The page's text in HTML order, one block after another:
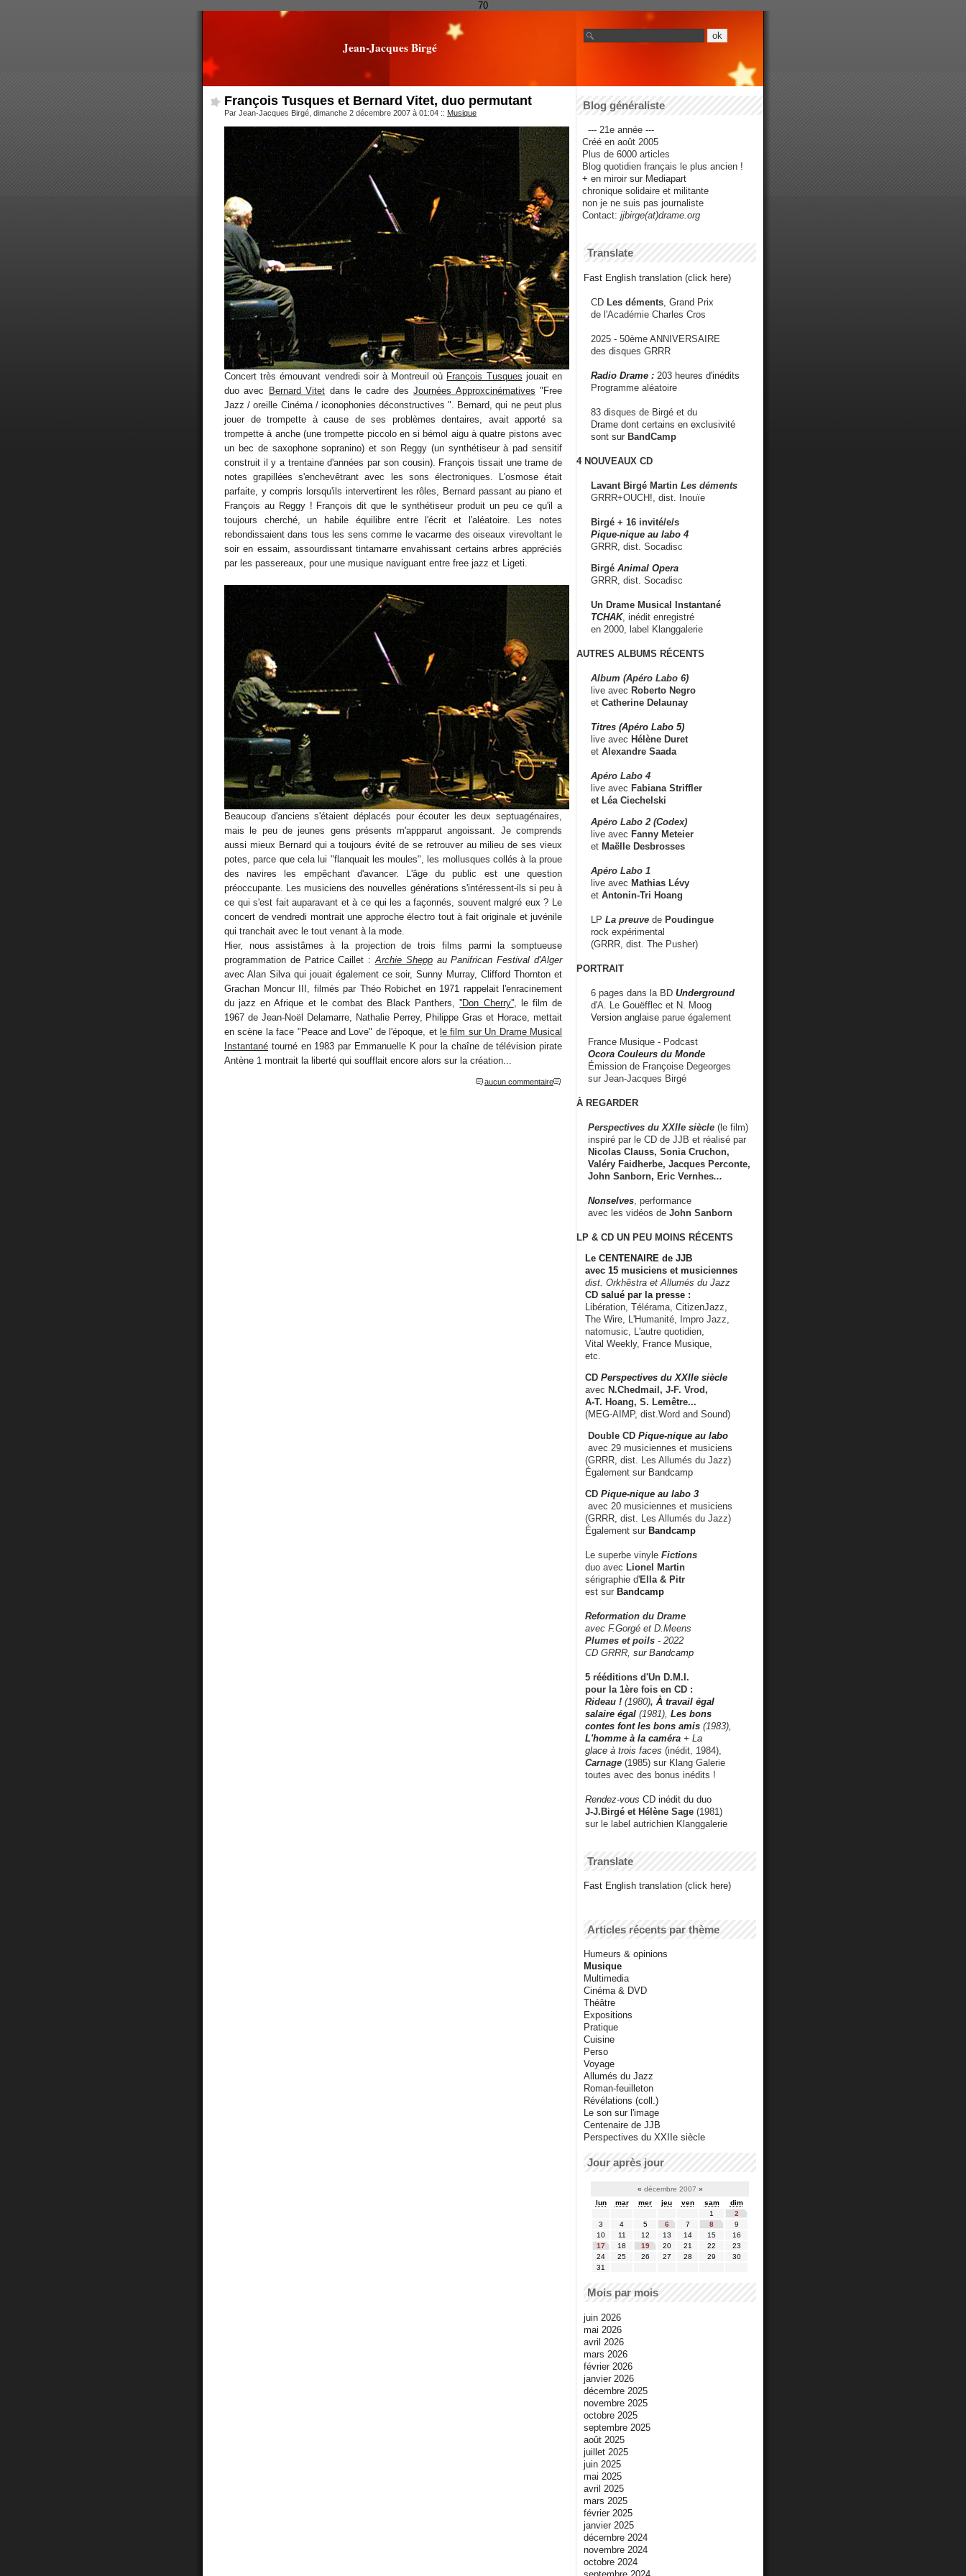
70
Jean-Jacques Birgé
François Tusques et Bernard Vitet, duo permutant
Par Jean-Jacques Birgé, dimanche 2 décembre 2007 à 01:04 :: Musique
Concert très émouvant vendredi soir à Montreuil où François Tusques jouait en
duo avec
Bernard Vitet dans le cadre desJournées Approxcinématives "Free
Jazz / oreille Cinéma / iconophonies déconstructives ". Bernard, qui ne peut plus
jouer de trompette à cause de ses problèmes dentaires, avait apporté sa
trompette à anche (une trompette piccolo en si bémol aigu à quatre pistons avec
un bec de saxophone sopranino) et son Reggy (un synthétiseur à pad sensitif
construit il y a trentaine d'années par son cousin). François tissait une trame de
notes grapillées s'enchevêtrant avec les sons électroniques. L'osmose était
parfaite, y compris lorsqu'ils intervertirent les rôles, Bernard passant au piano et
François au Reggy ! François dit que le synthétiseur produit un peu ce qu'il a
toujours cherché, un habile équilibre entre l'écrit et l'aléatoire. Les notes
rebondissaient dans tous les sens comme le vacarme des oiseaux virevoltant le
soir en essaim, assourdissant tintamarre envahissant certains arbres appréciés
par les passereaux, pour une musique naviguant entre free jazz et Ligeti.
Beaucoup d'anciens s'étaient déplacés pour écouter les deux septuagénaires,
mais le peu de jeunes gens présents m'appparut angoissant. Je comprends
aussi mieux Bernard qui a toujours évité de se retrouver au milieu de ses vieux
potes, parce que cela lui "flanquait les moules", les mollusques collés à la proue
des navires les empêchant d'avancer. L'âge du public est une question
préoccupante. Les musiciens des nouvelles générations s'intéressent-ils si peu à
ce qui s'est fait auparavant et à ce qui les a façonnés, souvent malgré eux ? Le
concert de vendredi montrait une approche électro tout à fait originale et juvénile
qui tranchait avec le tout venant à la mode.
Hier, nous assistâmes à la projection de trois films parmi la somptueuse
programmation de Patrice Caillet : Archie Sheppau Panifrican Festival d'Alger
avec Alan Silva qui jouait également ce soir, Sunny Murray, Clifford Thornton et
Grachan Moncur III, filmés par Théo Robichet en 1971 rappelait l'enracinement
du jazz en Afrique et le combat des Black Panthers,''Don Cherry'', le film de
1967 de Jean-Noël Delamarre, Nathalie Perrey, Philippe Gras et Horace, mettait
en scène la face "Peace and Love" de l'époque, et le film sur Un Drame Musical
Instantané tourné en 1983 par Emmanuelle K pour la chaîne de télévision pirate
Antène 1 montrait la liberté qui soufflait encore alors sur la création...
aucun commentaire
Blog généraliste
--- 21e année ---
Créé en août 2005
Plus de 6000 articles
Blog quotidien français le plus ancien !
+ en miroir sur Mediapart
chronique solidaire et militante
non je ne suis pas journaliste
Contact: jjbirge(at)drame.org
Translate
Fast English translation (click here)
CD Les déments , Grand Prix
de l'Académie Charles Cros
2025 - 50ème ANNIVERSAIRE
des disques GRRR
Radio Drame : 203 heures d'inédits
Programme aléatoire
83 disques de Birgé et du
Drame dont certains en exclusivité
sont sur BandCamp
4 NOUVEAUX CD
Lavant Birgé Martin Les déments
GRRR+OUCH!, dist. Inouïe
Birgé + 16 invité/e/s
Pique-nique au labo 4
GRRR, dist. Socadisc
Birgé Animal Opera
GRRR, dist. Socadisc
Un Drame Musical Instantané
TCHAK, inédit enregistré
en 2000, label Klanggalerie
AUTRES ALBUMS RÉCENTS
Album (Apéro Labo 6)
live avec Roberto Negro
et Catherine Delaunay
Titres (Apéro Labo 5)
live avec Hélène Duret
et Alexandre Saada
Apéro Labo 4
live avec Fabiana Striffler
et Léa Ciechelski
Apéro Labo 2 (Codex)
live avec Fanny Meteier
et Maëlle Desbrosses
Apéro Labo 1
live avec Mathias Lévy
et Antonin-Tri Hoang
LP La preuve de Poudingue
rock expérimental
(GRRR, dist. The Pusher)
PORTRAIT
6 pages dans la BD Underground
d'A. Le Gouëfflec et N. Moog
Version anglaise parue également
France Musique - Podcast
Ocora Couleurs du Monde
Émission de Françoise Degeorges
sur Jean-Jacques Birgé
À REGARDER
Perspectives du XXIIe siècle (le film)
inspiré par le CD de JJB et réalisé par
Nicolas Clauss, Sonia Cruchon,
Valéry Faidherbe, Jacques Perconte,
John Sanborn, Eric Vernhes...
Nonselves , performance
avec les vidéos de John Sanborn
LP & CD UN PEU MOINS RÉCENTS
Le CENTENAIRE de JJB
avec 15 musiciens et musiciennes
dist. Orkhêstra et Allumés du Jazz
CD salué par la presse :
Libération, Télérama, CitizenJazz,
The Wire, L'Humanité, Impro Jazz,
natomusic, L'autre quotidien,
Vital Weekly, France Musique,
etc.
CD Perspectives du XXIIe siècle
avec N.Chedmail, J-F. Vrod,
A-T. Hoang, S. Lemêtre...
(MEG-AIMP, dist.Word and Sound)
Double CD Pique-nique au labo
avec 29 musiciennes et musiciens
(GRRR, dist. Les Allumés du Jazz)
Également sur Bandcamp
CD Pique-nique au labo 3
avec 20 musiciennes et musiciens
(GRRR, dist. Les Allumés du Jazz)
Également sur Bandcamp
Le superbe vinyle Fictions
duo avec Lionel Martin
sérigraphie d'Ella & Pitr
est sur Bandcamp
Reformation du Drame
avec F.Gorgé et D.Meens
Plumes et poils - 2022
CD GRRR, sur Bandcamp
5 rééditions d'Un D.M.I.
pour la 1ère fois en CD :
Rideau ! (1980), À travail égal
salaire égal (1981), Les bons
contes font les bons amis (1983),
L'homme à la caméra + La
glace à trois faces (inédit, 1984),
Carnage (1985) sur Klang Galerie
toutes avec des bonus inédits !
Rendez-vous CD inédit du duo
J-J.Birgé et Hélène Sage (1981)
sur le label autrichien Klanggalerie
Translate
Fast English translation (click here)
Articles récents par thème
Humeurs & opinions
Musique
Multimedia
Cinéma & DVD
Théâtre
Expositions
Pratique
Cuisine
Perso
Voyage
Allumés du Jazz
Roman-feuilleton
Révélations (coll.)
Le son sur l'image
Centenaire de JJB
Perspectives du XXIIe siècle
Jour après jour
« décembre 2007 »
lun
mar mer jeu ven sam
dim
1
2
3
4 5 6 7 8
9
10
11 12 13 14 15
16
17
18 19 20 21 22
23
24
25 26 27 28 29
30
31
Mois par mois
juin 2026
mai 2026
avril 2026
mars 2026
février 2026
janvier 2026
décembre 2025
novembre 2025
octobre 2025
septembre 2025
août 2025
juillet 2025
juin 2025
mai 2025
avril 2025
mars 2025
février 2025
janvier 2025
décembre 2024
novembre 2024
octobre 2024